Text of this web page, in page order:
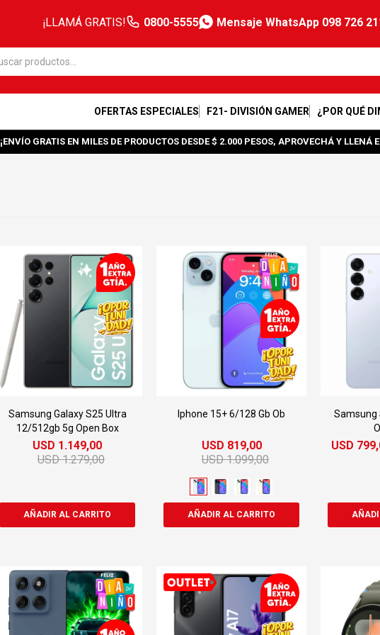
¡LLAMÁ GRATIS! 0800-5555 Mensaje WhatsApp 098 726
OFERTAS ESPECIALES F21- DIVISIÓN GAMER ¿POR QUÉ
¡ENVÍO GRATIS EN MILES DE PRODUCTOS DESDE $ 2.000 PESOS, APROVECHÁ Y LLENÁ
Samsung Galaxy S25 Ultra
12/512gb 5g Open Box
USD 1.149,00
USD 1.279,00
Iphone 15+ 6/128 Gb Ob
USD 819,00
USD 1.099,00
Samsung
USD